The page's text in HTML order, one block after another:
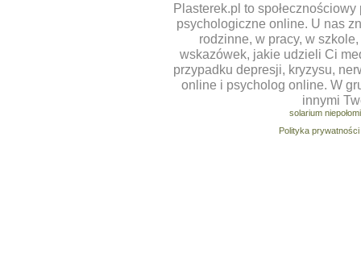
Plasterek.pl to
psychologiczne online. U nas
rodzinne, w pracy, w
wskazówek, jakie udzieli Ci
przypadku depresji, kryzysu,
online i psycholog online. W
innymi
solarium
Polityka prywatności